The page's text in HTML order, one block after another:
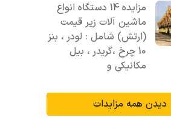
مزایده 14 دستگاه انواع
ماشین آلات زیر قیمت
(ارتش) شامل : لودر ، بنز
10 چرخ ،گریدر ، بیل
مکانیکی و
دیدن همه مزایدات